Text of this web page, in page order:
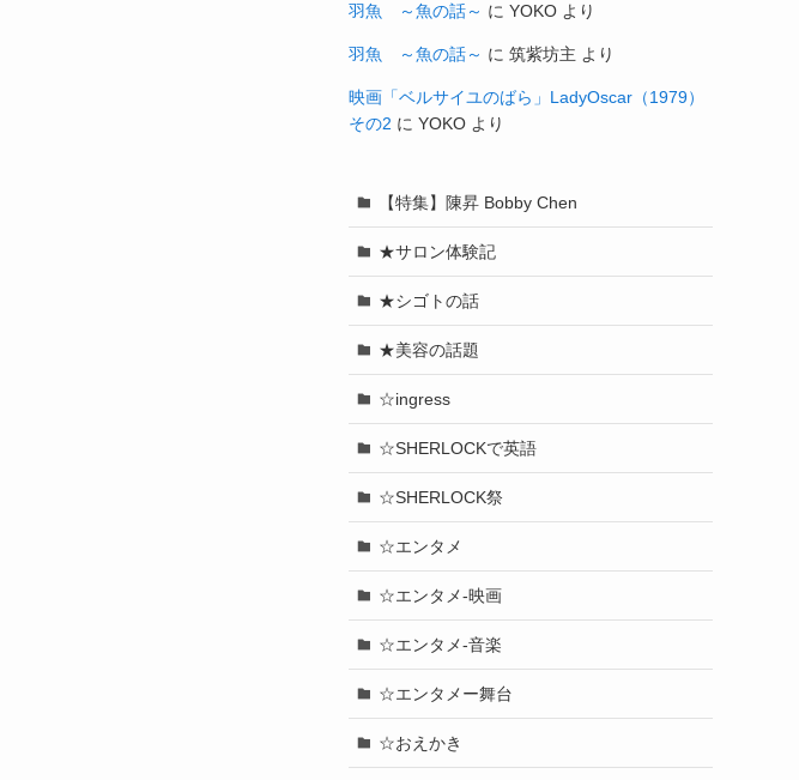
羽魚 ～魚の話～ に YOKO より
羽魚 ～魚の話～ に 筑紫坊主 より
映画「ベルサイユのばら」LadyOscar（1979）
その2 に YOKO より
【特集】陳昇 Bobby Chen
★サロン体験記
★シゴトの話
★美容の話題
☆ingress
☆SHERLOCKで英語
☆SHERLOCK祭
☆エンタメ
☆エンタメ-映画
☆エンタメ-音楽
☆エンタメー舞台
☆おえかき